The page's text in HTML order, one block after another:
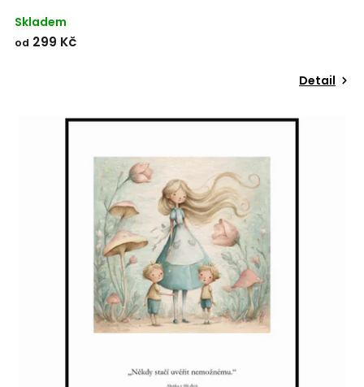
Skladem
od 299 Kč
Detail